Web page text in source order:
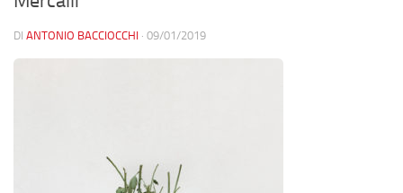
DI ANTONIO BACCIOCCHI · 09/01/2019